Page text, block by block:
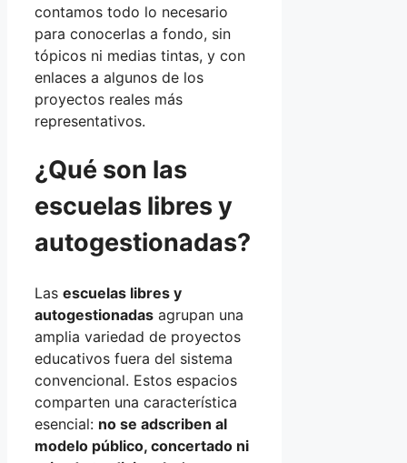
contamos todo lo necesario
para conocerlas a fondo, sin
tópicos ni medias tintas, y con
enlaces a algunos de los
proyectos reales más
representativos.
¿Qué son las
escuelas libres y
autogestionadas?
Las escuelas libres y
autogestionadas agrupan una
amplia variedad de proyectos
educativos fuera del sistema
convencional. Estos espacios
comparten una característica
esencial: no se adscriben al
modelo público, concertado ni